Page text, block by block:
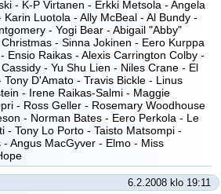
- K-P Virtanen - Erkki Metsola - Angela
Luotola - Ally McBeal - Al Bundy -
- Yogi Bear - Abigail "Abby"
- Sinna Jokinen - Eero Kurppa
Ensio Raikas - Alexis Carrington Colby -
- Yu Shu Lien - Niles Crane - El
D'Amato - Travis Bickle - Linus
- Irene Raikas-Salmi - Maggie
- Ross Geller - Rosemary Woodhouse
- Norman Bates - Eero Perkola - Le
- Tony Lo Porto - Taisto Matsompi -
- Angus MacGyver - Elmo - Miss
6.2.2008 klo 19:11